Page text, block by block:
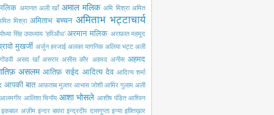
अमानत अली खाँ अमाल मलिक अमि मिश्रा अमित
मिश्रा अमिताभ बच्चन अमिताभ भट्टाचार्य
सिंह उपाध्याय 'हरिऔध' अरमान मलिक अराफ़ात महमूद
मुखर्जी अर्जुन हरजाई अलका यागनिक अलिया भट्ट अली
असद खाँ असरार असीस कौर अहमद अनीस अहमद
असलम आतिफ़ सईद आदित्य देव आदित्य शर्मा
आपकी बात आफ़ताब मुज़्तर आभास जोशी आमिर गुलाम अली
आलमगीर आलिशा चिनॉय आशा भोसले आशीष पंडित आश्विन
इकबाल अज़ीम इन्दर बावरा इन्द्रदीप दासगुप्ता इन्या इफ़्तिख़ार